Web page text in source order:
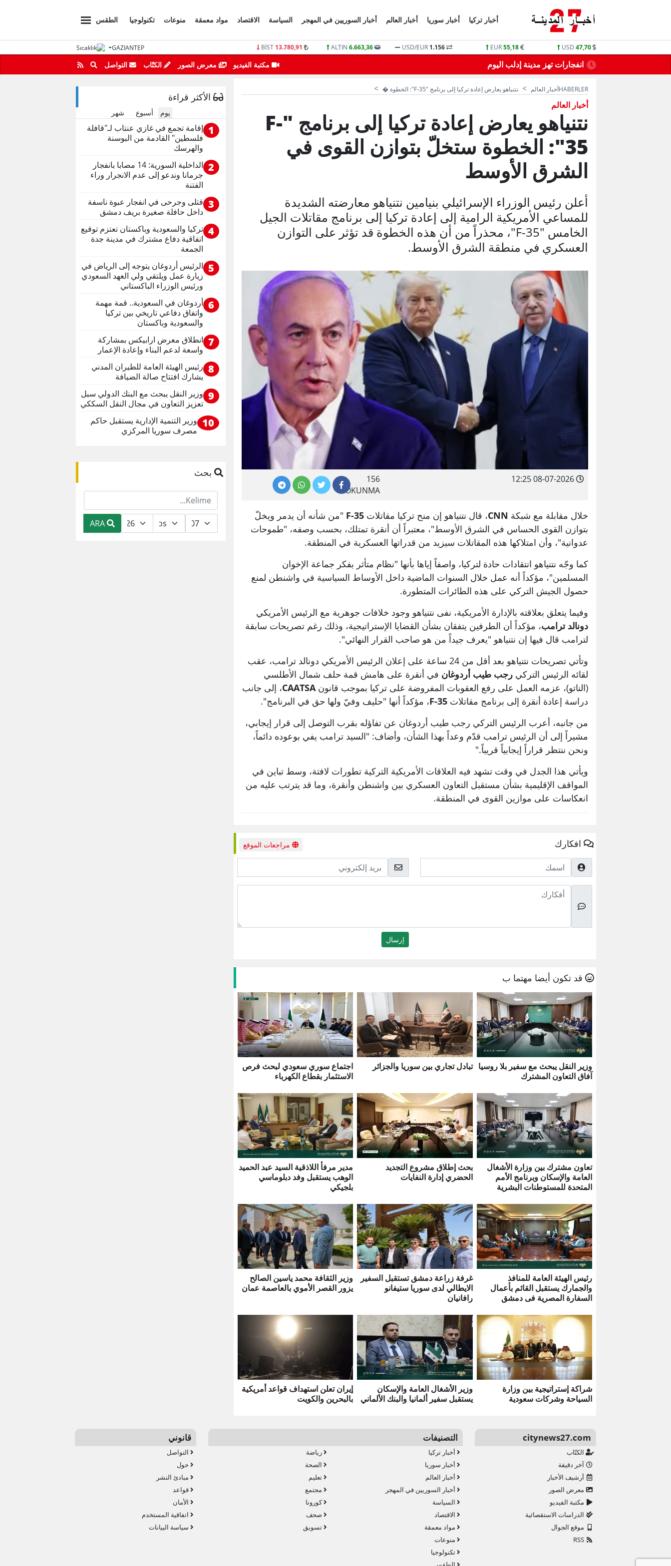
أخبار تركيا أخبار سوريا أخبار العالم أخبار السوريين في المهجر السياسة الاقتصاد مواد معمقة منوعات تكنولوجيا الطقس
USD 47,70
EUR55,18
USD/EUR 1.156
ALTIN 6.663,36
BİST 13.780,91
GAZIANTEP
انفجارات تهز مدينة إدلب اليوم كتاب من وزارة التربية التركي لـ 81 ولاية تركية مكتبة الفيديو معرض الصور الكتّاب التواصل
HABERLERأخبار العالم نتنياهو يعارض إعادة تركيا إلى برنامج "F-35": الخطوة �
أخبار العالم
نتنياهو يعارض إعادة تركيا إلى برنامج "F-
35": الخطوة ستخلّ بتوازن القوى في
الشرق الأوسط
أعلن رئيس الوزراء الإسرائيلي بنيامين نتنياهو معارضته الشديدة
للمساعي الأمريكية الرامية إلى إعادة تركيا إلى برنامج مقاتلات الجيل
الخامس "F-35"، محذراً من أن هذه الخطوة قد تؤثر على التوازن
العسكري في منطقة الشرق الأوسط.
156
OKUNMA
خلال مقابلة مع شبكة CNN، قال نتنياهو إن منح تركيا مقاتلات F-35 "من شأنه أن يدمر ويخلّ
بتوازن القوى الحساس في الشرق الأوسط"، معتبراً أن أنقرة تمتلك، بحسب وصفه، "طموحات
عدوانية"، وأن امتلاكها هذه المقاتلات سيزيد من قدراتها العسكرية في المنطقة.
كما وجّه نتنياهو انتقادات حادة لتركيا، واصفاً إياها بأنها "نظام متأثر بفكر جماعة الإخوان
المسلمين"، مؤكداً أنه عمل خلال السنوات الماضية داخل الأوساط السياسية في واشنطن لمنع
حصول الجيش التركي على هذه الطائرات المتطورة.
وفيما يتعلق بعلاقته بالإدارة الأمريكية، نفى نتنياهو وجود خلافات جوهرية مع الرئيس الأمريكي
دونالد ترامب، مؤكداً أن الطرفين يتفقان بشأن القضايا الإستراتيجية، وذلك رغم تصريحات سابقة
لترامب قال فيها إن نتنياهو "يعرف جيداً من هو صاحب القرار النهائي".
وتأتي تصريحات نتنياهو بعد أقل من 24 ساعة على إعلان الرئيس الأمريكي دونالد ترامب، عقب
لقائه الرئيس التركي رجب طيب أردوغان في أنقرة على هامش قمة حلف شمال الأطلسي
(الناتو)، عزمه العمل على رفع العقوبات المفروضة على تركيا بموجب قانونCAATSA، إلى جانب
دراسة إعادة أنقرة إلى برنامج مقاتلات F-35، مؤكداً أنها "حليف وفيّ ولها حق في البرنامج".
من جانبه، أعرب الرئيس التركي رجب طيب أردوغان عن تفاؤله بقرب التوصل إلى قرار إيجابي،
مشيراً إلى أن الرئيس ترامب قدّم وعداً بهذا الشأن، وأضاف: "السيد ترامب يفي بوعوده دائماً،
ونحن ننتظر قراراً إيجابياً قريباً."
ويأتي هذا الجدل في وقت تشهد فيه العلاقات الأمريكية التركية تطورات لافتة، وسط تباين في
المواقف الإقليمية بشأن مستقبل التعاون العسكري بين واشنطن وأنقرة، وما قد يترتب عليه من
انعكاسات على موازين القوى في المنطقة.
افكارك مراجعات الموقع
اسمك
بريد
إلكتروني
قد تكون أيضا مهتما ب
وزير النقل يبحث مع سفير بلا روسيا
آفاق التعاون المشترك
تبادل تجاري بين سوريا والجزائر
اجتماع سوري سعودي لبحث فرص
الاستثمار بقطاع الكهرباء
تعاون مشترك بين وزارة الأشغال
العامة والإسكان وبرنامج الأمم
المتحدة للمستوطنات البشرية
بحث إطلاق مشروع التجديد
الحضري إدارة النفايات
مدير مرفأ اللاذقية السيد عبد الحميد
الوهب يستقبل وفد دبلوماسي
بلجيكي
رئيس الهيئة العامة للمنافذ
والجمارك يستقبل القائم بأعمال
السفارة المصرية فى دمشق
غرفة زراعة دمشق تستقبل السفير
الايطالي لدى سوريا ستيفانو
رافانيان
وزير الثقافة محمد ياسين الصالح
يزور القصر الأموي بالعاصمة عمان
شراكة إستراتيجية بين وزارة
السياحة وشركات سعودية
وزير الأشغال العامة والإسكان
يستقبل سفير ألمانيا والبنك الألماني
إيران تعلن استهداف قواعد أمريكية
بالبحرين والكويت
الأكثر قراءة
يوم أسبوع شهر
1 إقامة تجمع في غازي عنتاب لـ"قافلة
فلسطين" القادمة من البوسنة
والهرسك
2
الداخلية السورية: 14 مصابا بانفجار
جرمانا وندعو إلى عدم الانجرار وراء
الفتنة
3 قتلى وجرحى في انفجار عبوة ناسفة
داخل حافلة صغيرة بريف دمشق
4 تركيا والسعودية وباكستان تعتزم توقيع
اتفاقية دفاع مشترك في مدينة جدة
الجمعة
5 الرئيس أردوغان يتوجه إلى الرياض في
زيارة عمل ويلتقي ولي العهد السعودي
ورئيس الوزراء الباكستاني
6 أردوغان في السعودية.. قمة مهمة
واتفاق دفاعي تاريخي بين تركيا
والسعودية وباكستان
7 انطلاق معرض ارابيكس بمشاركة
واسعة لدعم البناء وإعادة الإعمار
8 رئيس الهيئة العامة للطيران المدني
يشارك افتتاح صالة الضيافة
9 وزير النقل يبحث مع البنك الدولي سبل
تعزيز التعاون في مجال النقل السككي
10 وزير التنمية الإدارية يستقبل حاكم
مصرف سوريا المركزي
بحث
citynews27.com
الكتّاب
آخر دقيقة
أرشيف الأخبار
معرض الصور
مكتبة الفيديو
الدراسات الاستقصائية
موقع الجوال
RSS
التصنيفات
أخبار تركيا
أخبار سوريا
أخبار العالم
أخبار السوريين في المهجر
السياسة
الاقتصاد
مواد معمقة
منوعات
تكنولوجيا
رياضة
الصحة
تعليم
مجتمع
كورونا
صحف
تسويق
قانوني
التواصل
حول
مبادئ النشر
قواعد
الأمان
اتفاقية المستخدم
سياسة البيانات